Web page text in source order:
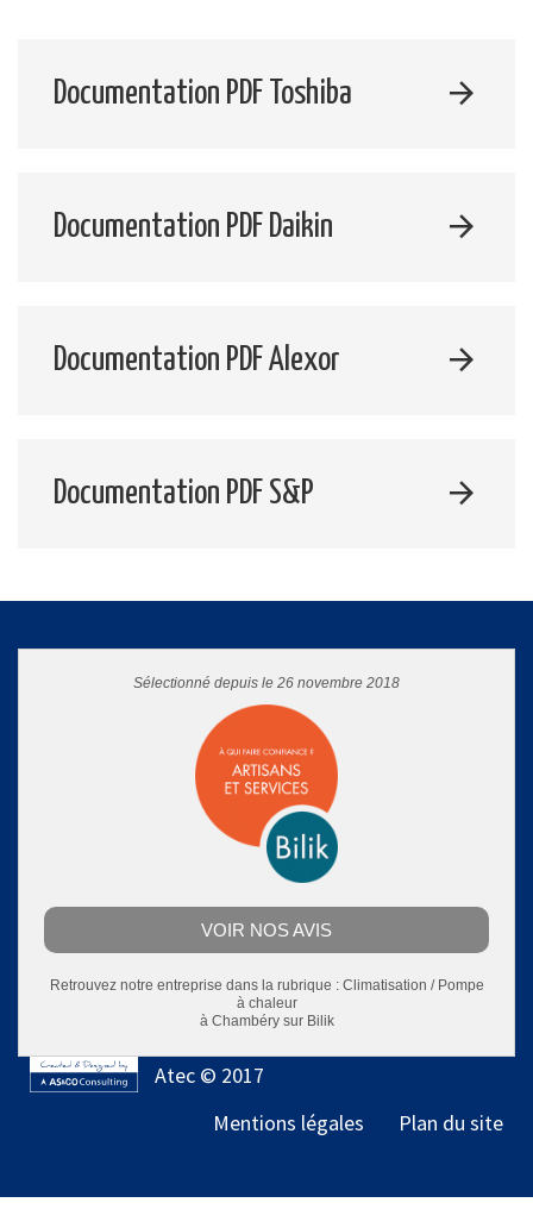
Documentation PDF Toshiba
Documentation PDF Daikin
Documentation PDF Alexor
Documentation PDF S&P
Sélectionné depuis le 26 novembre 2018
VOIR NOS AVIS
Retrouvez notre entreprise dans la rubrique : Climatisation / Pompe
à chaleur
à Chambérysur Bilik
Atec © 2017
Mentions légales
Plan du site